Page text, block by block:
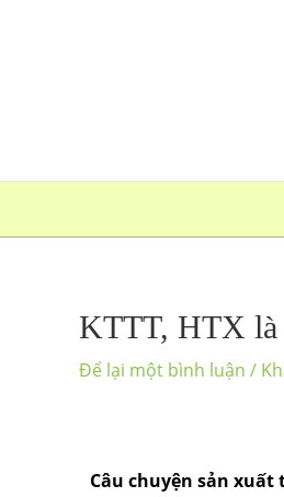
KTTT, HTX là
Để lại một bình luận /
Câu chuyện sản